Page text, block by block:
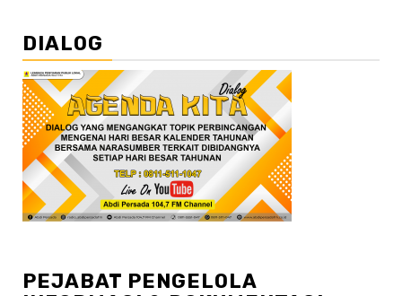
DIALOG
PEJABAT PENGELOLA